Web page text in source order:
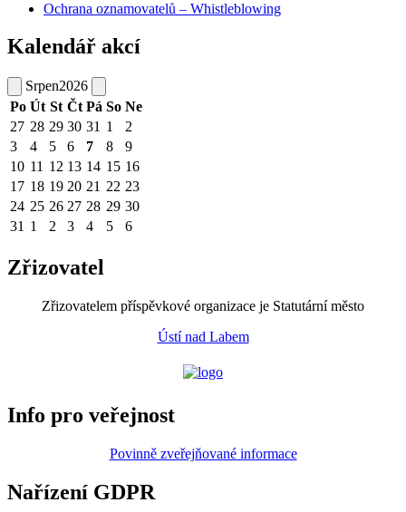
Ochrana oznamovatelů – Whistleblowing
Kalendář akcí
Srpen2026
Po Út St Čt Pá So Ne
27 28 29 30 31 1
2
3
4 5 6 7 8
9
10 11 12 13 14 15 16
17 18 19 20 21 22 23
24 25 26 27 28 29 30
31 1 2 3 4 5 6
Zřizovatel
Zřizovatelem příspěvkové organizace je Statutární město
Ústí nad Labem
Info pro veřejnost
Povinně zveřejňované informace
Nařízení GDPR